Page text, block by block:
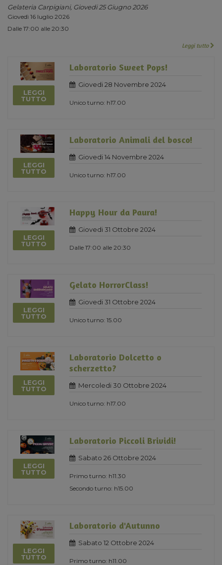
Gelateria Carpigiani, Giovedi 25 Giugno 2026
Giovedì 16 luglio 2026
Dalle 17:00 alle 20:30
Leggi tutto
LEGGI
TUTTO
Laboratorio Sweet Pops!
Giovedi 28 Novembre 2024
Unico turno: h17.00
LEGGI
TUTTO
Laboratorio Animali del bosco!
Giovedi 14 Novembre 2024
Unico turno: h17.00
LEGGI
TUTTO
Happy Hour da Paura!
Giovedi 31 Ottobre 2024
Dalle 17:00 alle 20:30
LEGGI
TUTTO
Gelato HorrorClass!
Giovedi 31 Ottobre 2024
Unico turno: 15.00
LEGGI
TUTTO
Laboratorio Dolcetto o
scherzetto?
Mercoledi 30 Ottobre 2024
Unico turno: h17.00
LEGGI
TUTTO
Laboratorio Piccoli Brividi!
Sabato 26 Ottobre 2024
Primo turno: h11.30
Secondo turno: h15.00
LEGGI
TUTTO
Laboratorio d'Autunno
Sabato 12 Ottobre 2024
Primo turno: h11.00